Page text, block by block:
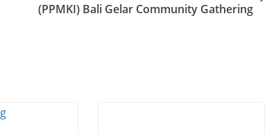
(PPMKI) Bali Gelar Community Gathering